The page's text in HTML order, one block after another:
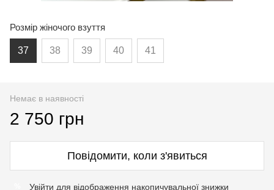
Розмір жіночого взуття
37 38 39 40 41
Немає в наявності
2 750 грн
Повідомити, коли з'явиться
Увійти для відображення накопичувальної знижки